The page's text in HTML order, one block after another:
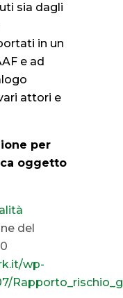
sia dagli
in un
e ad
attori e
per
oggetto
del
wp-